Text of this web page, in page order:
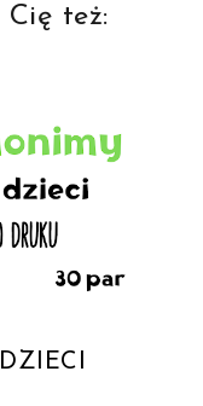
Cię też: